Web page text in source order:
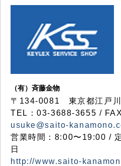
（有）斉藤金物
〒134-0081 東京都江戸
TEL：03-3688-3655 /
usuke@saito-
営業時間：8:00〜19:00 /
日
http://www.saito-